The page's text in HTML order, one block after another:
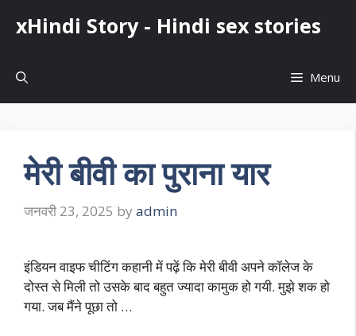
xHindi Story - Hindi sex stories
Menu
मेरी बीवी का पुराना यार
जनवरी 23, 2025 by admin
इंडियन वाइफ चीटिंग कहानी में पढ़ें कि मेरी बीवी अपने कॉलेज के
दोस्त से मिली तो उसके बाद बहुत ज्यादा कामुक हो गयी. मुझे शक हो
गया. जब मैंने पूछा तो …